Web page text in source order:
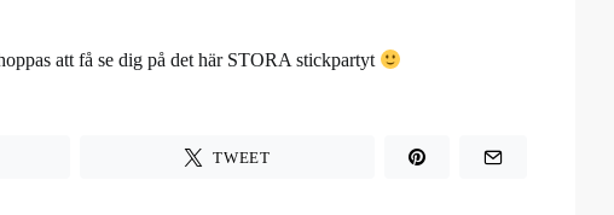
att få se dig på det här STORA stickpartyt
TWEET